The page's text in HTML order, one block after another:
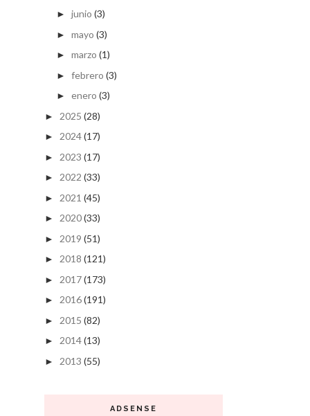
► junio (3)
► mayo (3)
► marzo (1)
► febrero (3)
► enero (3)
► 2025 (28)
► 2024(17)
► 2023 (17)
► 2022 (33)
► 2021 (45)
► 2020(33)
► 2019 (51)
► 2018 (121)
► 2017(173)
► 2016(191)
► 2015 (82)
► 2014(13)
► 2013 (55)
ADSENSE